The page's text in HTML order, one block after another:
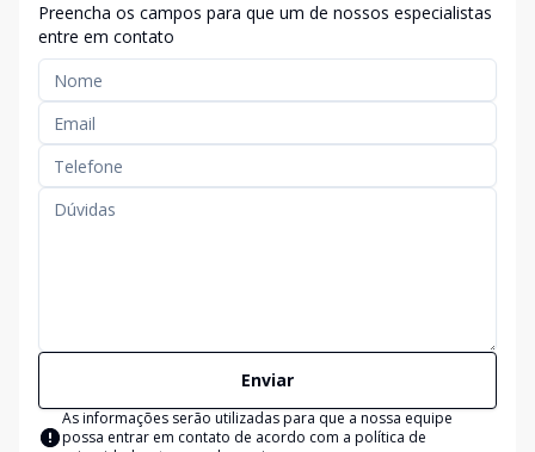
Preencha os campos para que um de nossos especialistas
entre em contato
Enviar
As informações serão utilizadas para que a nossa equipe
possa entrar em contato de acordo com a política de